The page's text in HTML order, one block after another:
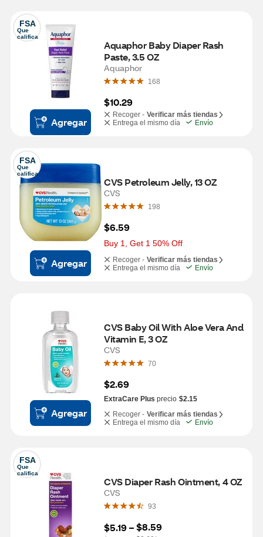
FSA
Que
califica
Agregar
Aquaphor Baby Diaper Rash
Paste, 3.5 OZ
Aquaphor
168
$10.29
Recoger - Verificar más tiendas
Entrega el mismo día
Envío
FSA
Que
califica
Agregar
CVS Petroleum Jelly, 13 OZ
CVS
198
$6.59
Buy 1, Get 1 50% Off
Recoger - Verificar más tiendas
Entrega el mismo día
Envío
Agregar
CVS Baby Oil With Aloe Vera And
Vitamin E, 3 OZ
CVS
70
$2.69
ExtraCare Plus precio $2.15
Recoger - Verificar más tiendas
Entrega el mismo día
Envío
FSA
Que
califica
CVS Diaper Rash Ointment, 4 OZ
CVS
93
$5.19 – $8.59